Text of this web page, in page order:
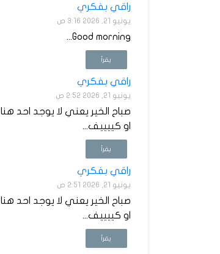
راقي بفكري
يونيو 21, 2026 3:16 ص
Good morning...
يقرأ
راقي بفكري
يونيو 21, 2026 2:52 ص
صباح الخير يعني لا يوجد احد هنا
او كييييف...
يقرأ
راقي بفكري
يونيو 21, 2026 2:51 ص
صباح الخير يعني لا يوجد احد هنا
او كييييف...
يقرأ